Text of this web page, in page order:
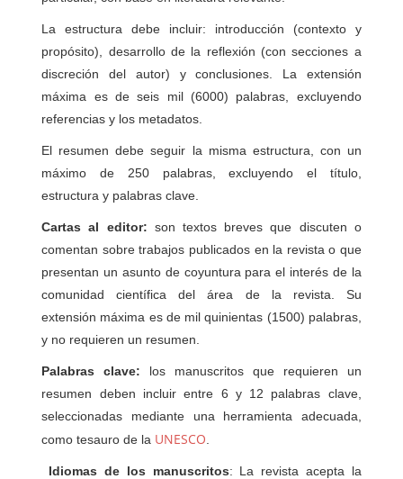
La estructura debe incluir: introducción (contexto y
propósito), desarrollo de la reflexión (con secciones a
discreción del autor) y conclusiones. La extensión
máxima es de seis mil (6000) palabras, excluyendo
referencias y los metadatos.
El resumen debe seguir la misma estructura, con un
máximo de 250 palabras, excluyendo el título,
estructura y palabras clave.
Cartas al editor: son textos breves que discuten o
comentan sobre trabajos publicados en la revista o que
presentan un asunto de coyuntura para el interés de la
comunidad científica del área de la revista. Su
extensión máxima es de mil quinientas (1500) palabras,
y no requieren un resumen.
Palabras clave: los manuscritos que requieren un
resumen deben incluir entre 6 y 12 palabras clave,
seleccionadas mediante una herramienta adecuada,
como tesauro de la UNESCO
Idiomas de los manuscritos: La revista acepta la